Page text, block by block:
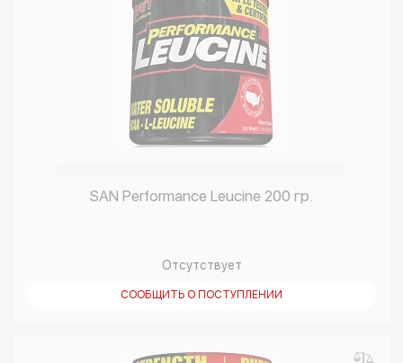
SAN Performance Leucine 200 гр.
Отсутствует
СООБЩИТЬ О ПОСТУПЛЕНИИ